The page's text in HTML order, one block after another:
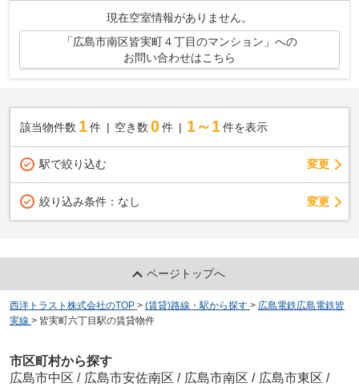
現在空室情報がありません。
「広島市南区皆実町４丁目のマンション」への
お問い合わせはこちら
該当物件数 1件 空き数 0 件 1～1 件を表示
駅で絞り込む 変更
絞り込み条件： なし 変更
ページトップへ
西洋トラスト株式会社のTOP > (賃貸)路線・駅から探す > 広島電鉄広島電鉄皆
実線 > 皆実町六丁目駅の賃貸物件
市区町村から探す
広島市中区 / 広島市安佐南区 / 広島市南区 / 広島市東区 /